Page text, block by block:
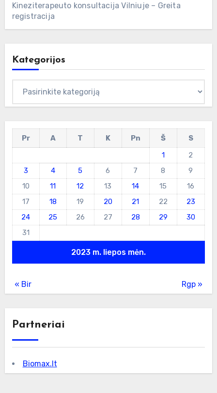
Kineziterapeuto konsultacija Vilniuje – Greita
registracija
Kategorijos
2023 m. liepos mėn.
Pr A T K Pn Š
S
1
2
3
4 5 6 7 8
9
10
11 12 13 14 15
16
17
18 19 20 21 22
23
24
25 26 27 28 29
30
31
« Bir Rgp »
Partneriai
Biomax.lt